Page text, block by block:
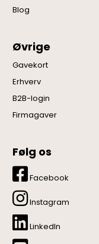
Blog
Øvrige
Gavekort
Erhverv
B2B-login
Firmagaver
Følg os
Facebook
Instagram
LinkedIn